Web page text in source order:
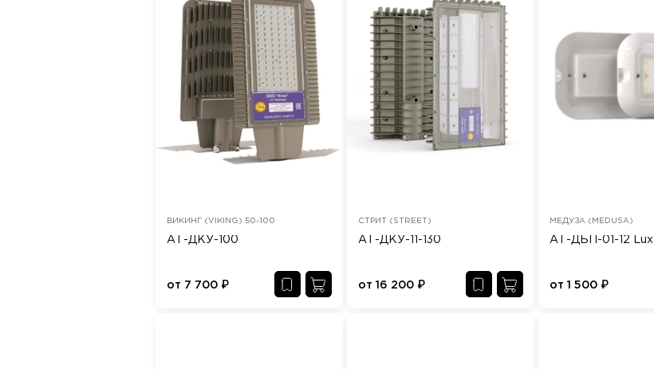
ВИКИНГ (VIKING) 50-100
АТ-ДКУ-100
от 7 700 ₽
СТРИТ (STREET)
АТ-ДКУ-11-130
от 16 200 ₽
МЕДУЗА (MEDUSA)
АТ-ДБП-01-12 Lux
от 1 500 ₽